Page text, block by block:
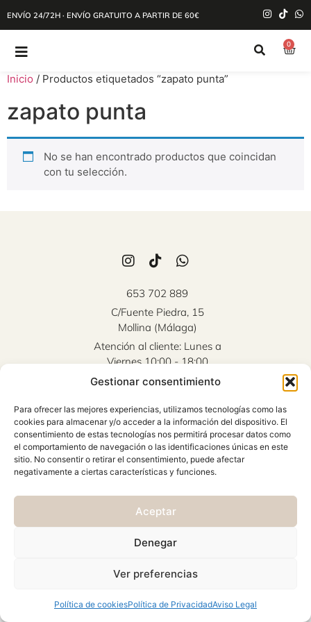
Gestionar consentimiento
Para ofrecer las mejores experiencias, utilizamos tecnologías como las
cookies para almacenar y/o acceder a la información del dispositivo. El
consentimiento de estas tecnologías nos permitirá procesar datos como
el comportamiento de navegación o las identificaciones únicas en este
sitio. No consentir o retirar el consentimiento, puede afectar
negativamente a ciertas características y funciones.
Aceptar
Denegar
Ver preferencias
Política de cookiesPolítica de PrivacidadAviso Legal
ENVÍO 24/72H · ENVÍO GRATUITO A PARTIR DE 60€
0
Inicio / Productos etiquetados “zapato punta”
zapato punta
No se han encontrado productos que coincidan
con tu selección.
653 702 889
C/Fuente Piedra, 15
Mollina (Málaga)
Atención al cliente: Lunes a
Viernes 10:00 - 18:00
AVISO LEGAL
CONDICIONES GENERALES
CAMBIOS Y DEVOLUCIONES
POLÍTICA DE PRIVACIDAD
POLÍTICA DE COOKIES
© 2026 Viste & Presume | web: >_concienciAutomata_